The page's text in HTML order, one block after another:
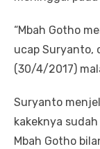
“Mbah Gotho
ucap Suryanto,
(30/4/2017)
Suryanto
kakeknya
Mbah Gotho